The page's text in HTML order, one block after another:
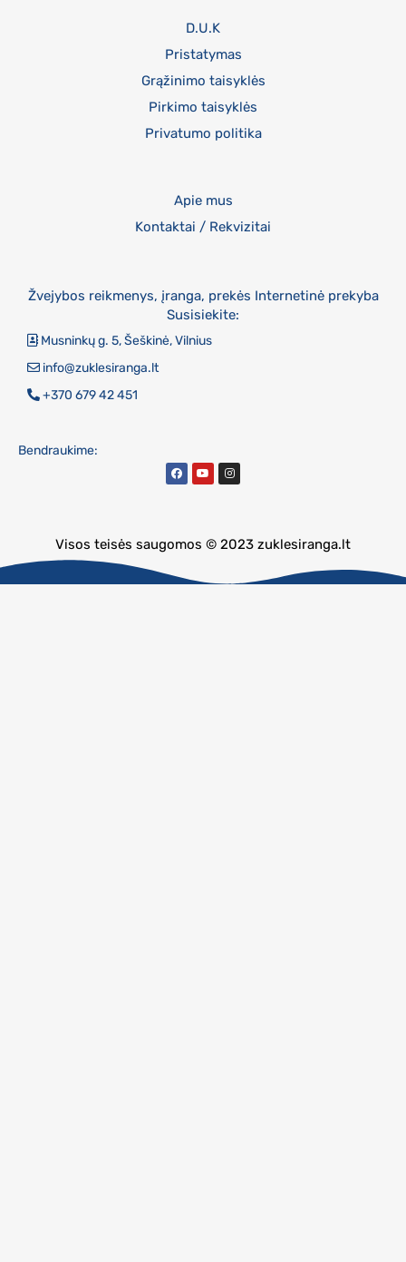
D.U.K
Pristatymas
Grąžinimo taisyklės
Pirkimo taisyklės
Privatumo politika
Apie mus
Kontaktai / Rekvizitai
Žvejybos reikmenys, įranga, prekės Internetinė prekyba
Susisiekite:
Musninkų g. 5, Šeškinė, Vilnius
info@zuklesiranga.lt
+370 679 42 451
Bendraukime:
Visos teisės saugomos © 2023 zuklesiranga.lt